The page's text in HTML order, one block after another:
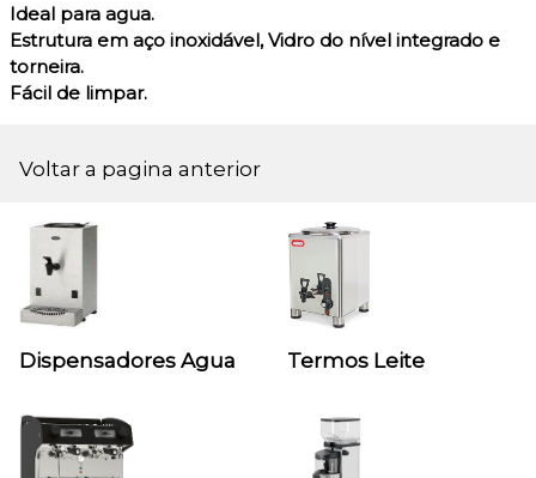
Ideal para agua.
Estrutura em aço inoxidável, Vidro do nível integrado e
torneira.
Fácil de limpar.
Voltar a pagina anterior
Dispensadores Agua Termos Leite